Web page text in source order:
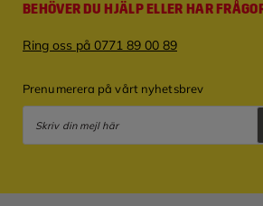
BEHÖVER DU HJÄLP ELLER HAR
Ring oss på 0771 89 00 89
Prenumerera på vårt nyhetsbrev